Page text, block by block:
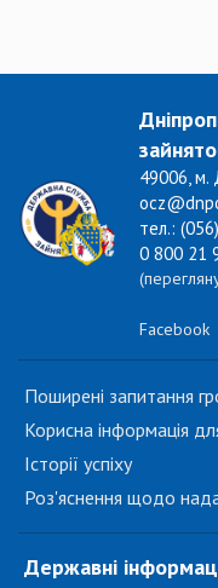
49006, м.
тел.:
0 800 21
Facebook
Поширені запитання
Корисна інформація
Історії успіху
Роз'яснення щодо
Державні